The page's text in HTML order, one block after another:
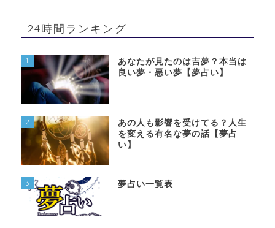
24時間ランキング
1
あなたが見たのは吉夢？本当は
良い夢・悪い夢【夢占い】
2
あの人も影響を受けてる？人生
を変える有名な夢の話【夢占
い】
3 夢占い一覧表